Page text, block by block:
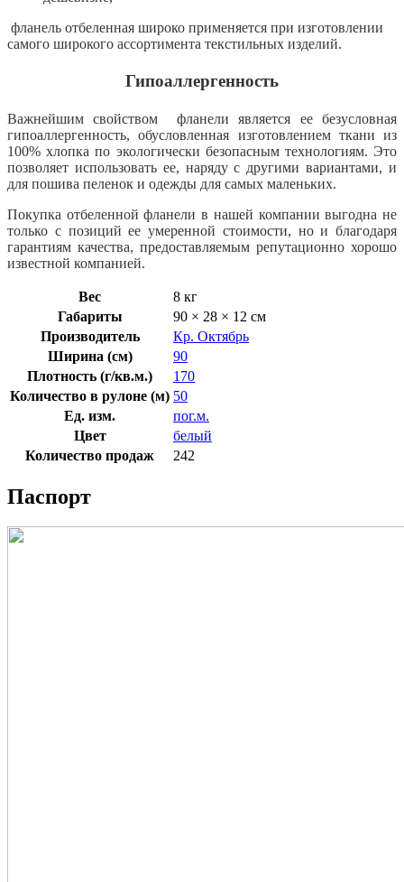
фланель отбеленная широко применяется при изготовлении
самого широкого ассортимента текстильных изделий.
Гипоаллергенность
Важнейшим свойством фланели является ее безусловная
гипоаллергенность, обусловленная изготовлением ткани из
100% хлопка по экологически безопасным технологиям. Это
позволяет использовать ее, наряду с другими вариантами, и
для пошива пеленок и одежды для самых маленьких.
Покупка отбеленной фланели в нашей компании выгодна не
только с позиций ее умеренной стоимости, но и благодаря
гарантиям качества, предоставляемым репутационно хорошо
известной компанией.
Вес
8 кг
Габариты
90 × 28 × 12 см
Производитель
Кр. Октябрь
Ширина (см)
90
Плотность (г/кв.м.)
170
Количество в рулоне (м) 50
Ед. изм.
пог.м.
Цвет
белый
Количество продаж
242
Паспорт